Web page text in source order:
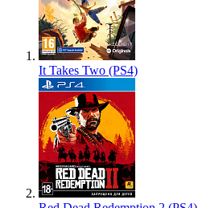
It Takes Two (PS4)